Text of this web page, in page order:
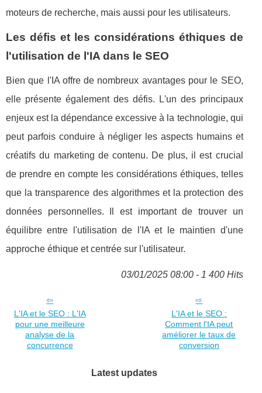
moteurs de recherche, mais aussi pour les utilisateurs.
Les défis et les considérations éthiques de
l'utilisation de l'IA dans le SEO
Bien que l'IA offre de nombreux avantages pour le SEO,
elle présente également des défis. L'un des principaux
enjeux est la dépendance excessive à la technologie, qui
peut parfois conduire à négliger les aspects humains et
créatifs du marketing de contenu. De plus, il est crucial
de prendre en compte les considérations éthiques, telles
que la transparence des algorithmes et la protection des
données personnelles. Il est important de trouver un
équilibre entre l'utilisation de l'IA et le maintien d'une
approche éthique et centrée sur l'utilisateur.
03/01/2025 08:00 - 1 400 Hits
L'IA et le SEO : L'IA
pour une meilleure
analyse de la
concurrence
L'IA et le SEO :
Comment l'IA peut
améliorer le taux de
conversion
Latest updates